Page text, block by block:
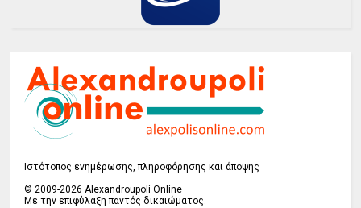
Ιστότοπος ενημέρωσης, πληροφόρησης και άποψης
© 2009-2026 Alexandroupoli Online
Με την επιφύλαξη παντός δικαιώματος.